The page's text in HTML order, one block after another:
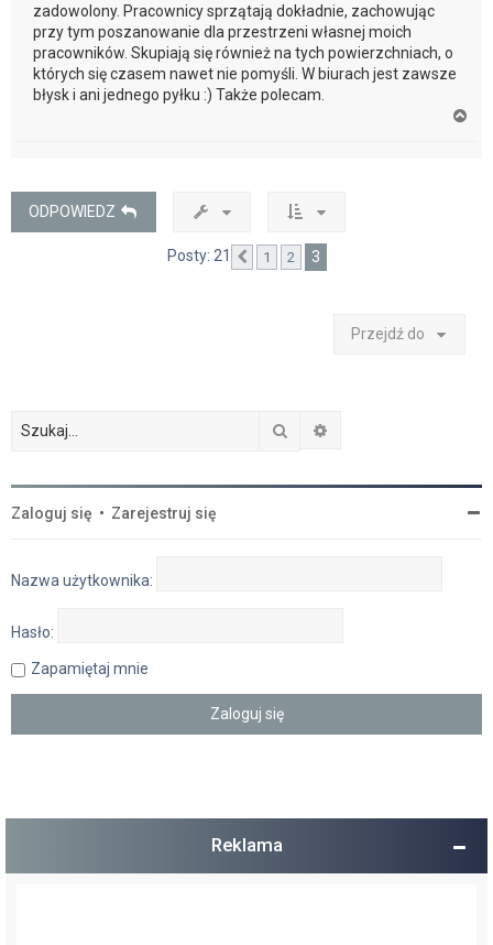
zadowolony. Pracownicy sprzątają dokładnie, zachowując
przy tym poszanowanie dla przestrzeni własnej moich
pracowników. Skupiają się również na tych powierzchniach, o
których się czasem nawet nie pomyśli. W biurach jest zawsze
błysk i ani jednego pyłku :) Także polecam.
ODPOWIEDZ
Posty: 21 Poprzednia
1 2 3
Przejdź do
Szukaj
Zaloguj się • Zarejestruj się
Nazwa użytkownika:
Hasło:
Zapamiętaj mnie
Reklama